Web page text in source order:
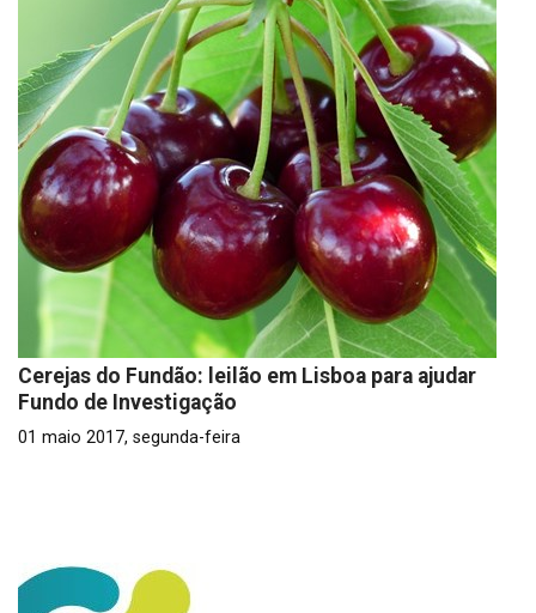
Cerejas do Fundão: leilão em Lisboa para ajudar
Fundo de Investigação
01 maio 2017, segunda-feira